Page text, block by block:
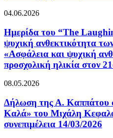
04.06.2026
Ημερίδα του “The
ψυχική ανθεκτικότητα
«Ασφάλεια και ψυχική
προσχολική ηλικία στον
08.05.2026
Δήλωση της Α. Καππάτου
Καλά» του Μιχάλη
συνεπιμέλεια 14/03/2026